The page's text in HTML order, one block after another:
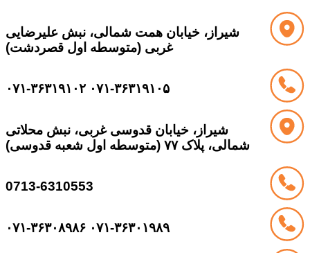
شیراز، خیابان همت شمالی، نبش علیرضایی
غربی (متوسطه اول قصردشت)
۰۷۱-۳۶۳۱۹۱۰۵ ۰۷۱-۳۶۳۱۹۱۰۲
شیراز، خیابان قدوسی غربی، نبش محلاتی
شمالی، پلاک ۷۷ (متوسطه اول شعبه قدوسی)
0713-6310553
۰۷۱-۳۶۳۰۱۹۸۹ ۰۷۱-۳۶۳۰۸۹۸۶